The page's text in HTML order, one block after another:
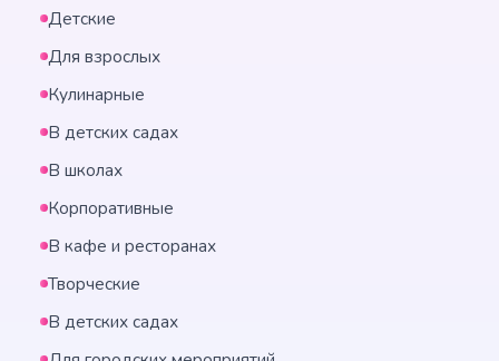
Детские
Для взрослых
Кулинарные
В детских садах
В школах
Корпоративные
В кафе и ресторанах
Творческие
В детских садах